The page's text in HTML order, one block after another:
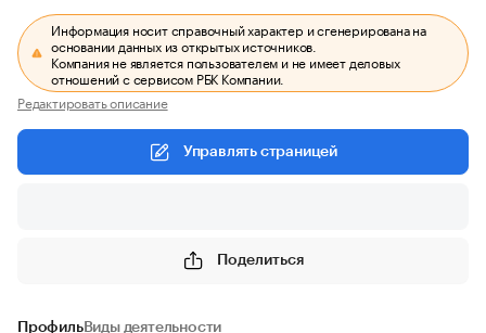
Информация носит справочный характер и сгенерирована на
основании данных из открытых источников.
Компания не является пользователем и не имеет деловых
отношений с сервисом РБК Компании.
Редактировать описание
Управлять страницей
Поделиться
ПрофильВиды деятельности